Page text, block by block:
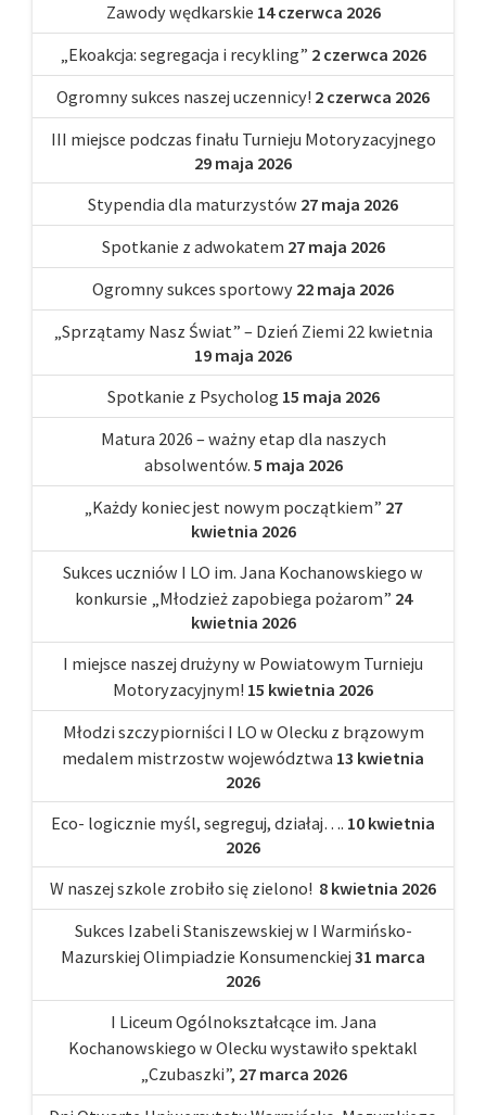
Zawody wędkarskie 14 czerwca 2026
„Ekoakcja: segregacja i recykling” 2 czerwca 2026
Ogromny sukces naszej uczennicy! 2 czerwca 2026
III miejsce podczas finału Turnieju Motoryzacyjnego
29 maja 2026
Stypendia dla maturzystów 27 maja 2026
Spotkanie z adwokatem 27 maja 2026
Ogromny sukces sportowy 22 maja 2026
„Sprzątamy Nasz Świat” – Dzień Ziemi 22 kwietnia
19 maja 2026
Spotkanie z Psycholog 15 maja 2026
Matura 2026 – ważny etap dla naszych
absolwentów. 5 maja 2026
„Każdy koniec jest nowym początkiem” 27
kwietnia 2026
Sukces uczniów I LO im. Jana Kochanowskiego w
konkursie „Młodzież zapobiega pożarom” 24
kwietnia 2026
I miejsce naszej drużyny w Powiatowym Turnieju
Motoryzacyjnym! 15 kwietnia 2026
Młodzi szczypiorniści I LO w Olecku z brązowym
medalem mistrzostw województwa 13 kwietnia
2026
Eco- logicznie myśl, segreguj, działaj…. 10 kwietnia
2026
W naszej szkole zrobiło się zielono! 8 kwietnia 2026
Sukces Izabeli Staniszewskiej w I Warmińsko-
Mazurskiej Olimpiadzie Konsumenckiej 31 marca
2026
I Liceum Ogólnokształcące im. Jana
Kochanowskiego w Olecku wystawiło spektakl
„Czubaszki”, 27 marca 2026